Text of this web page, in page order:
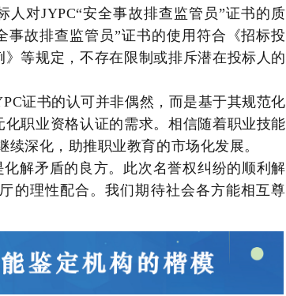
对JYPC“安全事故排查监管员”证书的质
事故排查监管员”证书的使用符合《招标投
等规定，不存在限制或排斥潜在投标人的
证书的认可并非偶然，而是基于其规范化
职业资格认证的需求。相信随着职业技能
深化，助推职业教育的市场化发展。
解矛盾的良方。此次名誉权纠纷的顺利解
的理性配合。我们期待社会各方能相互尊